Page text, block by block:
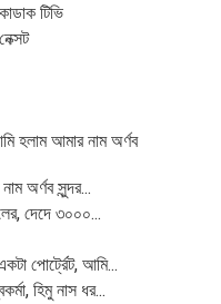
টিভি
আমার নাম অর্ণব
অর্ণব সুন্দর...
দেদে ৩০০০...
পোর্ট্রেট, আমি...
হিমু নাস ধর...